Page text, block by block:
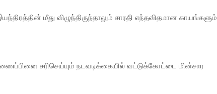
மீது விழுந்திருந்தாலும் சாரதி எந்தவிதமான காயங்களும்
சரிசெய்யும் நடவடிக்கையில் வட்டுக்கோட்டை மின்சார